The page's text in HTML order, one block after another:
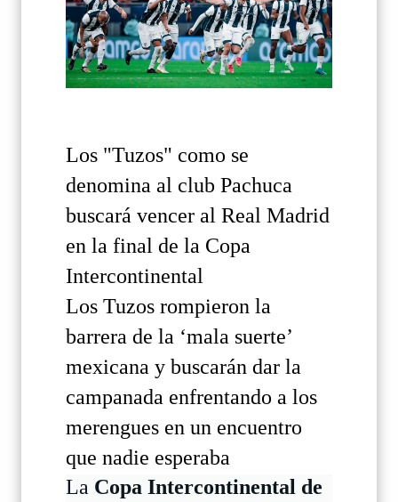
Los "Tuzos" como se
denomina al club Pachuca
buscará vencer al Real Madrid
en la final de la Copa
Intercontinental
Los Tuzos rompieron la
barrera de la ‘mala suerte’
mexicana y buscarán dar la
campanada enfrentando a los
merengues en un encuentro
que nadie esperaba
La Copa Intercontinental de